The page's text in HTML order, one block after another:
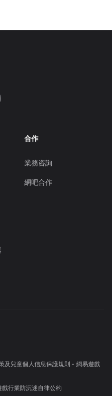
合作
業務咨詢
網吧合作
及兒童個人信息保護規則 - 網易遊戲
戲行業防沉迷自律公約